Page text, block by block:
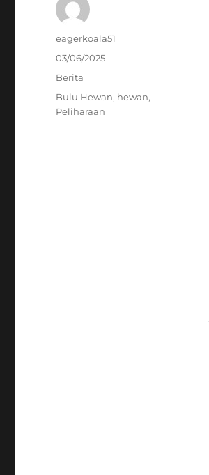
Author
eagerkoala51
Posted
03/06/2025
Categories
Berita
Tags
Bulu Hewan, hewan,
Peliharaan